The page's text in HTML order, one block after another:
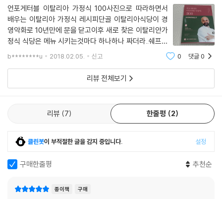
언포게터블 이탈리아 가정식 100사진으로 따라하면서
배우는 이탈리아 가정식 레시피단골 이탈리아식당이 경
영악화로 10년만에 문을 닫고이후 새로 찾은 이탈리안가
정식 식당은 메뉴 시키는것마다 하나하나 짜더라..쉐프에
게 물어보니, 원래 이탈리안 가정식은 짜요. 란 답변.
찾고 블로그 검색해서 야매로 뇨끼 만들어 먹었는데,이
b********u 2018.02.05. 신고 0 댓글0
리뷰 전체보기
리뷰 7 한줄평 2
클린봇이 부적절한 글을 감지 중입니다. 설정
구매한줄평 추천순
종이책 구매